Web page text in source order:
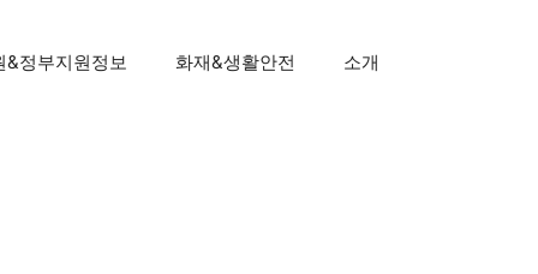
&정부지원정보 화재&생활안전 소개